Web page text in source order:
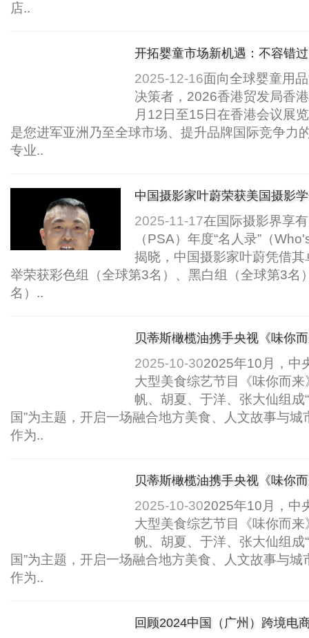
店..
开拓婴童市场新机遇：不容错
2025-12-16面向全球婴童用
决策者，2026香港贸发局香
月12日至15日在香港会议展
是您进军亚洲乃至全球市场、提升品牌国际竞争力
专业..
中国摄影家叶蔚荣获美国摄影
录”三个组别十杰殊....
2025-11-17在国际摄影界享
（PSA）年度“名人录”（
揭晓，中国摄影家叶蔚凭借
举荣获彩色组（全球第3名）、黑白组（全球第3名
名）..
贝蒂斯橄榄油携手央视《味你
2025-10-302025年10月，中
大型美食综艺节目《味你而
帆、胡夏、于洋、张大仙组成
国”为主题，开启一场融合地方美食、人文故事与
作为..
贝蒂斯橄榄油携手央视《味你
2025-10-302025年10月，中
大型美食综艺节目《味你而
帆、胡夏、于洋、张大仙组成
国”为主题，开启一场融合地方美食、人文故事与
作为..
回顾2024中国（广州）跨境电